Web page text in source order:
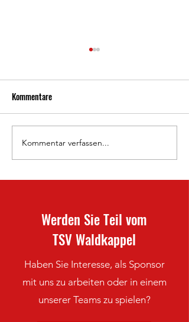
Kommentare
Kommentar verfassen...
Werden Sie Teil vom
TSV Waldkappel
Haben Sie Interesse, als Sponsor
mit uns zu arbeiten oder in einem
unserer Teams zu spielen?